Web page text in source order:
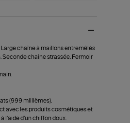
chaîne à maillons entremêlés
Seconde chaine strassée. Fermoir
(999 millièmes).
avec les produits cosmétiques et
l'aide d'un chiffon doux.